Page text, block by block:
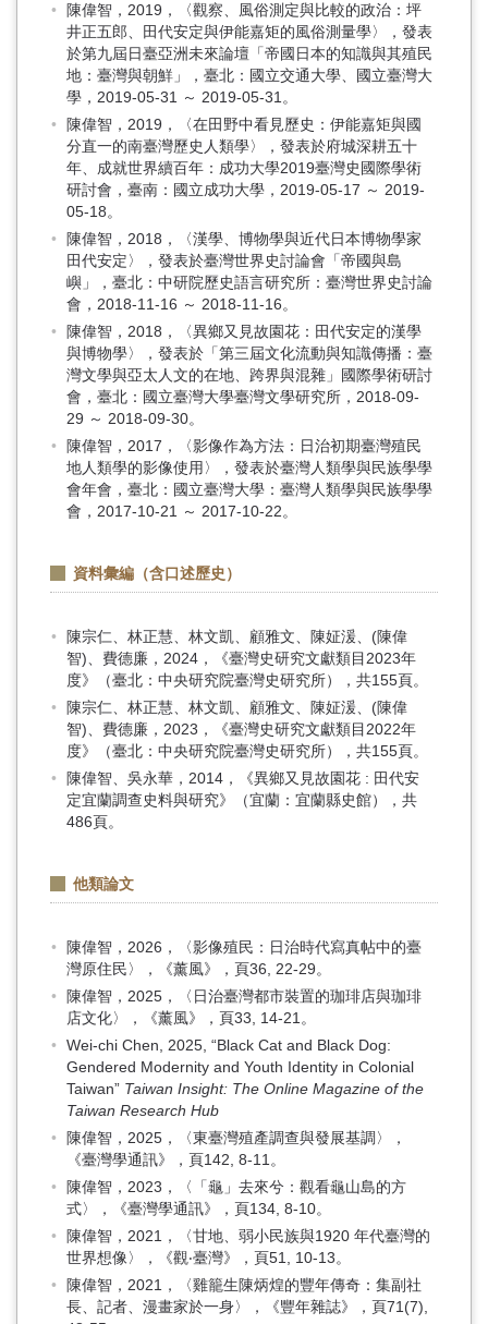
陳偉智，2019，〈觀察、風俗測定與比較的政治：坪
井正五郎、田代安定與伊能嘉矩的風俗測量學〉，發表
於第九屆日臺亞洲未來論壇「帝國日本的知識與其殖民
地：臺灣與朝鮮」，臺北：國立交通大學、國立臺灣大
學，2019-05-31 ～ 2019-05-31。
陳偉智，2019，〈在田野中看見歷史：伊能嘉矩與國
分直一的南臺灣歷史人類學〉，發表於府城深耕五十
年、成就世界續百年：成功大學2019臺灣史國際學術
研討會，臺南：國立成功大學，2019-05-17 ～ 2019-
05-18。
陳偉智，2018，〈漢學、博物學與近代日本博物學家
田代安定〉，發表於臺灣世界史討論會「帝國與島
嶼」，臺北：中研院歷史語言研究所：臺灣世界史討論
會，2018-11-16 ～ 2018-11-16。
陳偉智，2018，〈異鄉又見故園花：田代安定的漢學
與博物學〉，發表於「第三屆文化流動與知識傳播：臺
灣文學與亞太人文的在地、跨界與混雜」國際學術研討
會，臺北：國立臺灣大學臺灣文學研究所，2018-09-
29 ～ 2018-09-30。
陳偉智，2017，〈影像作為方法：日治初期臺灣殖民
地人類學的影像使用〉，發表於臺灣人類學與民族學學
會年會，臺北：國立臺灣大學：臺灣人類學與民族學學
會，2017-10-21 ～ 2017-10-22。
資料彙編（含口述歷史）
陳宗仁、林正慧、林文凱、顧雅文、陳姃湲、(陳偉
智)、費德廉，2024，《臺灣史研究文獻類目2023年
度》（臺北：中央研究院臺灣史研究所），共155頁。
陳宗仁、林正慧、林文凱、顧雅文、陳姃湲、(陳偉
智)、費德廉，2023，《臺灣史研究文獻類目2022年
度》（臺北：中央研究院臺灣史研究所），共155頁。
陳偉智、吳永華，2014，《異鄉又見故園花 : 田代安
定宜蘭調查史料與研究》（宜蘭：宜蘭縣史館），共
486頁。
他類論文
陳偉智，2026，〈影像殖民：日治時代寫真帖中的臺
灣原住民〉，《薰風》，頁36, 22-29。
陳偉智，2025，〈日治臺灣都市裝置的珈琲店與珈琲
店文化〉，《薰風》，頁33, 14-21。
Wei-chi Chen, 2025, “Black Cat and Black Dog:
Gendered Modernity and Youth Identity in Colonial
Taiwan” Taiwan Insight: The Online Magazine of the
Taiwan Research Hub
陳偉智，2025，〈東臺灣殖產調查與發展基調〉，
《臺灣學通訊》，頁142, 8-11。
陳偉智，2023，〈「龜」去來兮：觀看龜山島的方
式〉，《臺灣學通訊》，頁134, 8-10。
陳偉智，2021，〈甘地、弱小民族與1920 年代臺灣的
世界想像〉，《觀‧臺灣》，頁51, 10-13。
陳偉智，2021，〈雞籠生陳炳煌的豐年傳奇：集副社
長、記者、漫畫家於一身〉，《豐年雜誌》，頁71(7),